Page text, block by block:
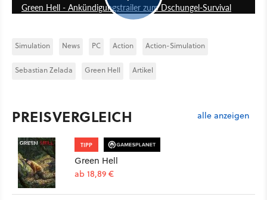
Green Hell - Ankündigungstrailer zum Dschungel-Survival
Simulation News PC Action Action-Simulation
Sebastian Zelada Green Hell Artikel
PREISVERGLEICH alle anzeigen
TIPP
Green Hell
ab 18,89 €